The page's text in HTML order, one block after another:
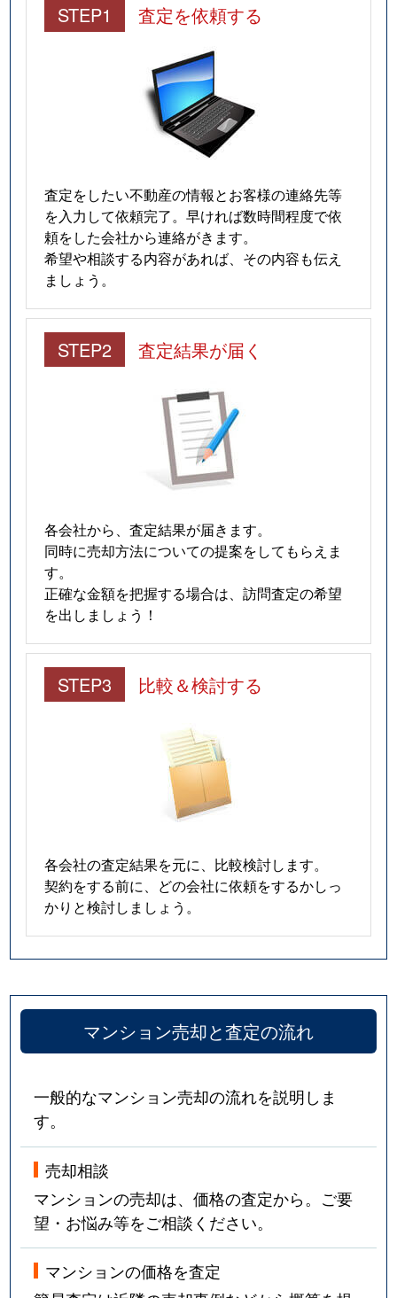
STEP1 査定を依頼する
査定をしたい不動産の情報とお客様の連絡先等
を入力して依頼完了。早ければ数時間程度で依
頼をした会社から連絡がきます。
希望や相談する内容があれば、その内容も伝え
ましょう。
STEP2 査定結果が届く
各会社から、査定結果が届きます。
同時に売却方法についての提案をしてもらえま
す。
正確な金額を把握する場合は、訪問査定の希望
を出しましょう！
STEP3 比較＆検討する
各会社の査定結果を元に、比較検討します。
契約をする前に、どの会社に依頼をするかしっ
かりと検討しましょう。
マンション売却と査定の流れ
一般的なマンション売却の流れを説明しま
す。
売却相談
マンションの売却は、価格の査定から。ご要
望・お悩み等をご相談ください。
マンションの価格を査定